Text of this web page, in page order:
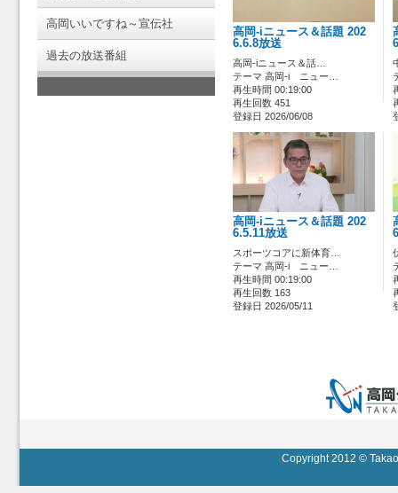
高岡いいですね～宣伝社
過去の放送番組
高岡-iニュース＆話題 202
6.6.8放送
高岡-iニュース＆話…
テーマ 高岡-i ニュー…
再生時間 00:19:00
再生回数 451
登録日 2026/06/08
高岡-iニュース＆話題 202
6.5.11放送
スポーツコアに新体育…
テーマ 高岡-i ニュー…
再生時間 00:19:00
再生回数 163
登録日 2026/05/11
Copyright 2012 ©